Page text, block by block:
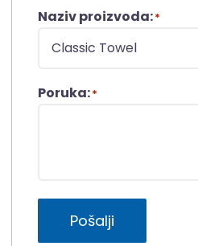
Naziv proizvoda:*
Poruka:*
Pošalji